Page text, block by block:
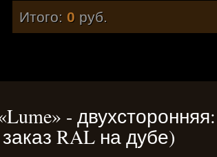
Итого: 0 руб.
-
RAL на дубе)